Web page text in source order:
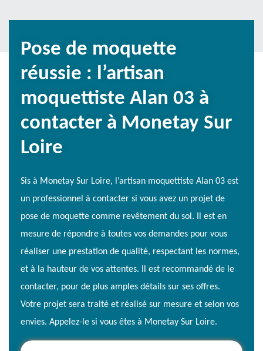
Pose de moquette
réussie : l’artisan
moquettiste Alan 03 à
contacter à Monetay Sur
Loire
Sis à Monetay Sur Loire, l’artisan moquettiste Alan 03 est
un professionnel à contacter si vous avez un projet de
pose de moquette comme revêtement du sol. Il est en
mesure de répondre à toutes vos demandes pour vous
réaliser une prestation de qualité, respectant les normes,
et à la hauteur de vos attentes. Il est recommandé de le
contacter, pour de plus amples détails sur ses offres.
Votre projet sera traité et réalisé sur mesure et selon vos
envies. Appelez-le si vous êtes à Monetay Sur Loire.